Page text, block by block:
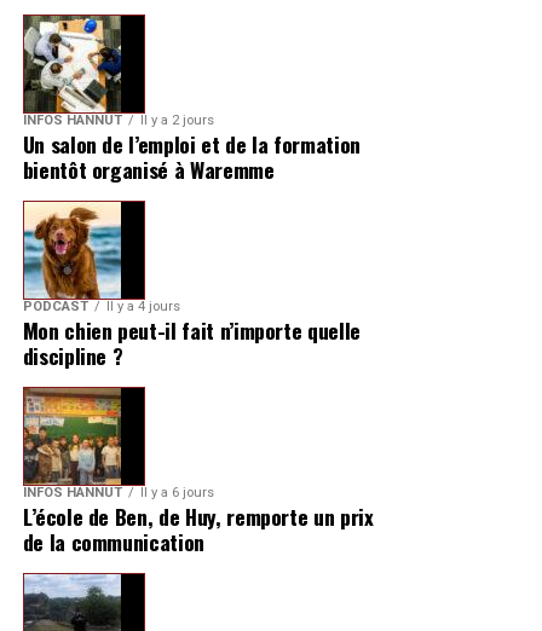
INFOS HANNUT Il y a 2 jours
Un salon de l’emploi et de la formation
bientôt organisé à Waremme
PODCAST Il y a 4 jours
Mon chien peut-il fait n’importe quelle
discipline ?
INFOS HANNUT Il y a 6 jours
L’école de Ben, de Huy, remporte un prix
de la communication